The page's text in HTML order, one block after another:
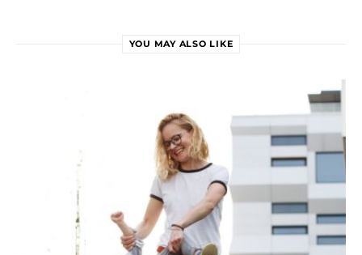
YOU MAY ALSO LIKE